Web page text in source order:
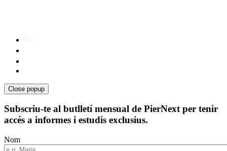
Close popup
Subscriu-te al butlletí mensual de PierNext per tenir
accés a informes i estudis exclusius.
Nom